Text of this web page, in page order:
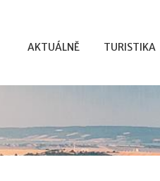
AKTUÁLNĚ TURISTIKA